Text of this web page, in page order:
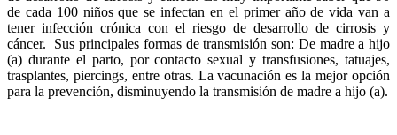
de cada 100 niños que se infectan en el primer año de vida van a
tener infección crónica con el riesgo de desarrollo de cirrosis y
cáncer. Sus principales formas de transmisión son: De madre a hijo
(a) durante el parto, por contacto sexual y transfusiones, tatuajes,
trasplantes, piercings, entre otras. La vacunación es la mejor opción
para la prevención, disminuyendo la transmisión de madre a hijo (a).